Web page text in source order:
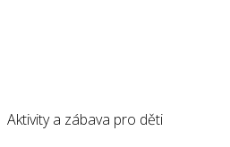
Aktivity a zábava pro děti